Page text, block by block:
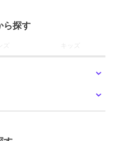
ら探す
ズ キッズ